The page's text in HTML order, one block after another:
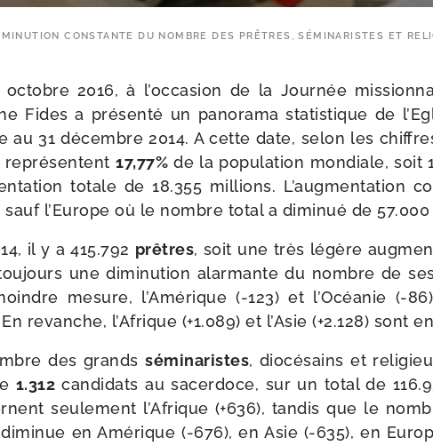
CONSTANTE DU NOMBRE DES PRÊTRES, SÉMINARISTES ET
octobre 2016, à l’occasion de la Journée
Fides a pré­sen­té un pano­ra­ma sta­tis­tique de
au 31 décembre 2014. A cette date, selon les
repré­sentent17,77% de la popu­la­tion mon­diale, soit
totale de 18.355 mil­lions. L’augmentation
sauf l’Europe où le nombre total a dimi­nué de
il y a 415.792 prêtres, soit une très légère
une dimi­nu­tion alar­mante du nombre de
mesure, l’Amérique (-123) et l’Océanie (-
revanche, l’Afrique (+1.089) et l’Asie (+2.128) sont
des grandssémi­na­ristes, dio­cé­sains et
1.312 can­di­dats au sacer­doce, sur un total de
seule­ment l’Afrique (+636), tan­dis que le
en Amérique (-676), en Asie (-635), en